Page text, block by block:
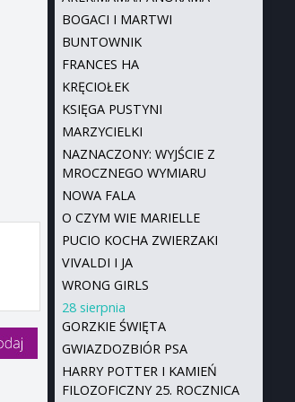
BOGACI I MARTWI
BUNTOWNIK
FRANCES HA
KRĘCIOŁEK
KSIĘGA PUSTYNI
MARZYCIELKI
NAZNACZONY: WYJŚCIE Z
MROCZNEGO WYMIARU
NOWA FALA
O CZYM WIE MARIELLE
PUCIO KOCHA ZWIERZAKI
VIVALDI I JA
WRONG GIRLS
28 sierpnia
GORZKIE ŚWIĘTA
GWIAZDOZBIÓR PSA
HARRY POTTER I KAMIEŃ
FILOZOFICZNY 25. ROCZNICA